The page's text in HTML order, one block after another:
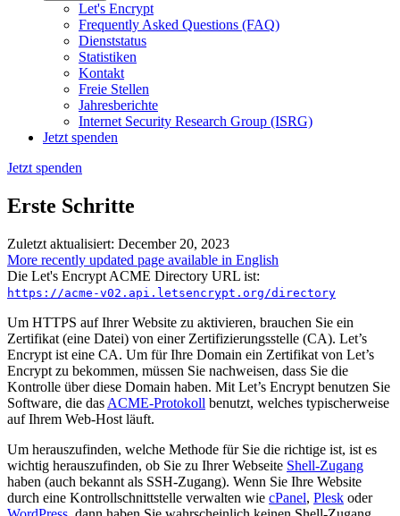
Let's Encrypt
Frequently Asked Questions (FAQ)
Dienststatus
Statistiken
Kontakt
Freie Stellen
Jahresberichte
Internet Security Research Group (ISRG)
Jetzt spenden
Jetzt spenden
Erste Schritte
Zuletzt aktualisiert: December 20, 2023
More recently updated page available in English
Die Let's Encrypt ACME Directory URL ist:
https://acme-v02.api.letsencrypt.org/directory
Um HTTPS auf Ihrer Website zu aktivieren, brauchen Sie ein
Zertifikat (eine Datei) von einer Zertifizierungsstelle (CA). Let’s
Encrypt ist eine CA. Um für Ihre Domain ein Zertifikat von Let’s
Encrypt zu bekommen, müssen Sie nachweisen, dass Sie die
Kontrolle über diese Domain haben. Mit Let’s Encrypt benutzen Sie
Software, die das ACME-Protokoll benutzt, welches typischerweise
auf Ihrem Web-Host läuft.
Um herauszufinden, welche Methode für Sie die richtige ist, ist es
wichtig herauszufinden, ob Sie zu Ihrer Webseite Shell-Zugang
haben (auch bekannt als SSH-Zugang). Wenn Sie Ihre Website
durch eine Kontrollschnittstelle verwalten wie cPanel, Plesk oder